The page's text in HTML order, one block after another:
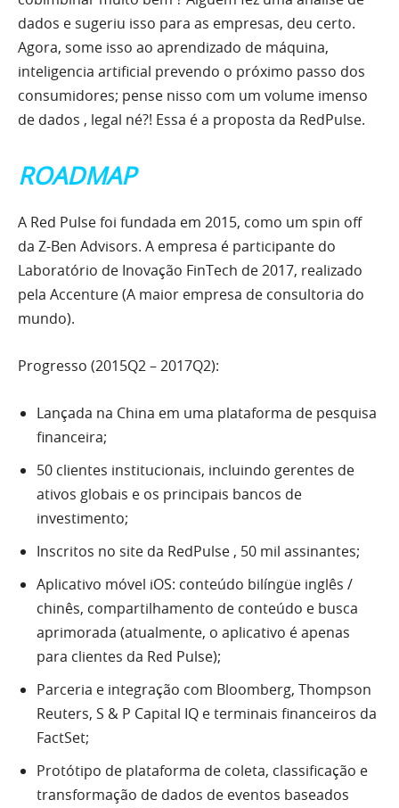
dados e sugeriu isso para as empresas, deu certo.
Agora, some isso ao aprendizado de máquina,
inteligencia artificial prevendo o próximo passo dos
consumidores; pense nisso com um volume imenso
de dados , legal né?! Essa é a proposta da RedPulse.
ROADMAP
A Red Pulse foi fundada em 2015, como um spin off
da Z-Ben Advisors. A empresa é participante do
Laboratório de Inovação FinTech de 2017, realizado
pela Accenture (A maior empresa de consultoria do
mundo).
Progresso (2015Q2 – 2017Q2):
Lançada na China em uma plataforma de pesquisa
financeira;
50 clientes institucionais, incluindo gerentes de
ativos globais e os principais bancos de
investimento;
Inscritos no site da RedPulse , 50 mil assinantes;
Aplicativo móvel iOS: conteúdo bilíngüe inglês /
chinês, compartilhamento de conteúdo e busca
aprimorada (atualmente, o aplicativo é apenas
para clientes da Red Pulse);
Parceria e integração com Bloomberg, Thompson
Reuters, S & P Capital IQ e terminais financeiros da
FactSet;
Protótipo de plataforma de coleta, classificação e
transformação de dados de eventos baseados